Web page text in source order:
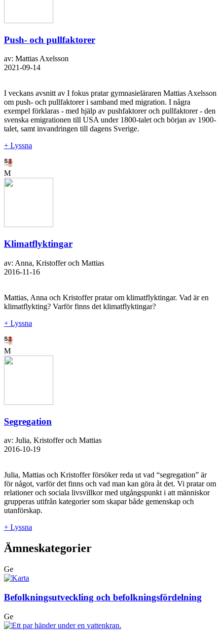
Push- och pullfaktorer
av: Mattias Axelsson
2021-09-14
I veckans avsnitt av I fokus pratar gymnasieläraren Mattias Axelsson
om push- och pullfaktorer i samband med migration. I några
exempel förklaras - med hjälp av pushfaktorer och pullfaktorer - den
svenska emigrationen till USA under 1800-talet och början av 1900-
talet, samt invandringen till dagens Sverige.
+ Lyssna
M
Klimatflyktingar
av: Anna, Kristoffer och Mattias
2016-11-16
Mattias, Anna och Kristoffer pratar om klimatflyktingar. Vad är en
klimatflykting? Varför finns det klimatflyktingar?
+ Lyssna
M
Segregation
av: Julia, Kristoffer och Mattias
2016-10-19
Julia, Mattias och Kristoffer försöker reda ut vad “segregation” är
för något, varför det finns och vad man kan göra åt det. Vi pratar om
relationer och sociala livsvillkor med utgångspunkt i att människor
grupperas utifrån kategorier som skapar både gemenskap och
utanförskap.
+ Lyssna
Ämneskategorier
Ge
Befolkningsutveckling och befolkningsfördelning
Ge